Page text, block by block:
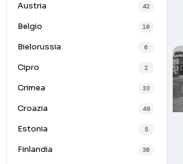
Austria 42
Belgio 10
Bielorussia 6
Cipro 2
Crimea 33
Croazia 48
Estonia 5
Finlandia 30